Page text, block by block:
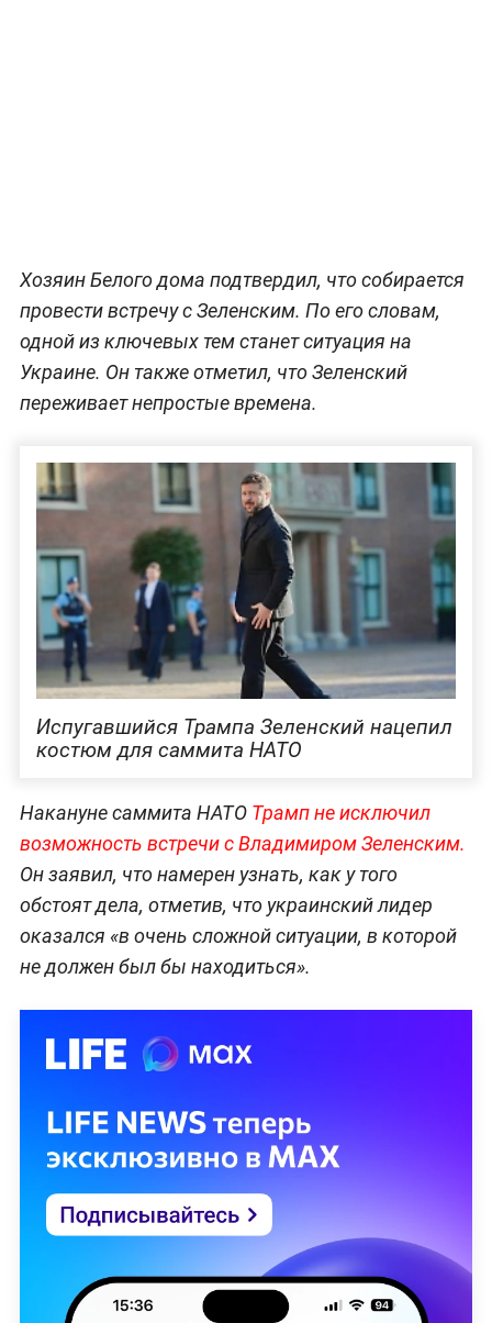
Хозяин Белого дома подтвердил, что собирается
провести встречу с Зеленским. По его словам,
одной из ключевых тем станет ситуация на
Украине. Он также отметил, что Зеленский
переживает непростые времена.
Испугавшийся Трампа Зеленский нацепил
костюм для саммита НАТО
Накануне саммита НАТО Трамп не исключил
возможность встречи с Владимиром Зеленским.
Он заявил, что намерен узнать, как у того
обстоят дела, отметив, что украинский лидер
оказался «в очень сложной ситуации, в которой
не должен был бы находиться».